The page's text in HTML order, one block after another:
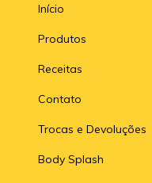
Início
Produtos
Receitas
Contato
Trocas e Devoluções
Body Splash